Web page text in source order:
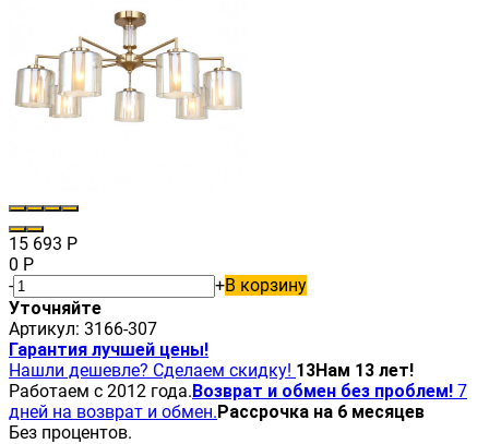
15 693 Р
0 Р
-
+В корзину
Уточняйте
Артикул: 3166-307
Гарантия лучшей цены!
Нашли дешевле? Сделаем скидку! 13Нам 13 лет!
Работаем с 2012 года.Возврат и обмен без проблем! 7
дней на возврат и обмен.Рассрочка на 6 месяцев
Без процентов.